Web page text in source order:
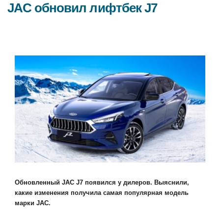
JAC обновил лифтбек J7
Обновленный JAC J7 появился у дилеров. Выяснили,
какие изменения получила самая популярная модель
марки JAC.